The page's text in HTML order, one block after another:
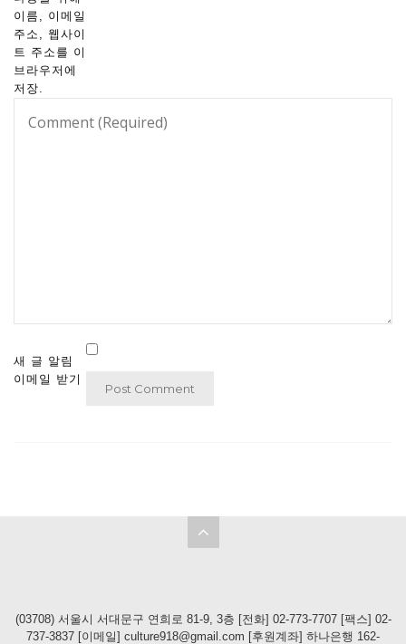
이름, 이메일
주소, 웹사이
트 주소를 이
브라우저에
저장.
새 글 알림
이메일 받기
(03708) 서울시 서대문구 연희로 81-9, 3층 [전화] 02-773-7707 [팩스] 02-
737-3837 [이메일] culture918@gmail.com [후원계좌] 하나은행 162-